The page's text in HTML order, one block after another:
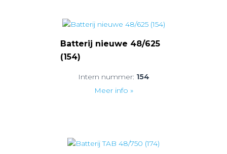
Batterij nieuwe 48/625
(154)
Intern nummer: 154
Meer info »